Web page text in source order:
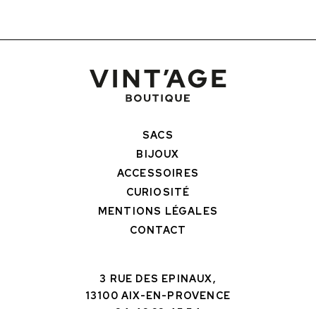
SACS
BIJOUX
ACCESSOIRES
CURIOSITÉ
MENTIONS LÉGALES
CONTACT
3 RUE DES EPINAUX,
13100 AIX-EN-PROVENCE